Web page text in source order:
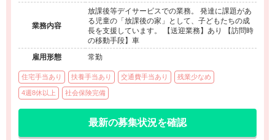
業務内容
放課後等デイサービスでの業務。 発達に課題があ
る児童の「放課後の家」として、子どもたちの成
長を支援しています。 【送迎業務】あり 【訪問時
の移動手段】車
雇用形態
常勤
住宅手当あり 扶養手当あり 交通費手当あり 残業少なめ
4週8休以上 社会保険完備
最新の募集状況を確認